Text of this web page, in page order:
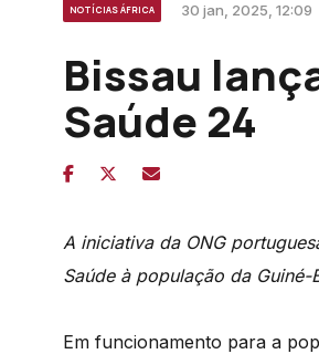
NOTÍCIAS ÁFRICA 30 jan, 2025, 12:09
Bissau
Saúde 24
A iniciativa da ONG
Saúde à população da
Em funcionamento para a